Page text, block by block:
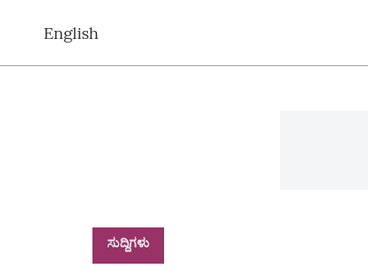
English
ಸುದ್ದಿಗಳು